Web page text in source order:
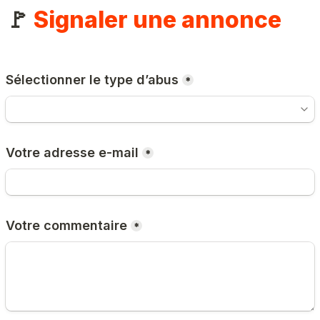
🚩 Signaler une annonce
Sélectionner le type d’abus *
Votre adresse e-mail *
Votre commentaire *